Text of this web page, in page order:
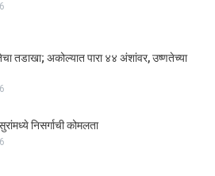
तडाखा; अकोल्यात पारा ४४ अंशांवर, उष्णतेच्या
निसर्गाची कोमलता